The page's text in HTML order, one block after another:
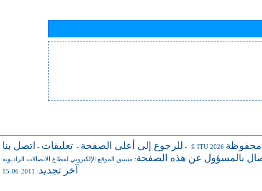
للرجوع إلى أعلى الصفحة - تعليقات - اتصل بنا - © ITU 2026 محفوظة
بالمسؤول عن هذه الصفحة: منسق الموقع الإلكتروني لقطاع الاتصالات الراديوية
آخر تجديد: 2011-06-15